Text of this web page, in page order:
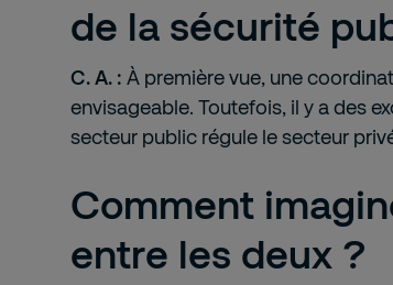
de la sécurité
C. A. : À première vue, une
envisageable. Toutefois, il y a des
secteur public régule le secteur
Comment
entre les deux ?